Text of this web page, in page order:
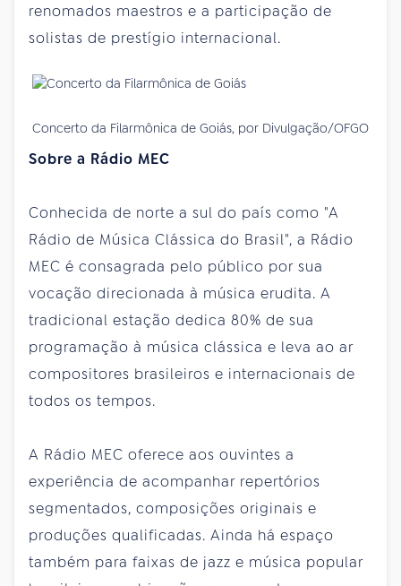
renomados maestros e a participação de
solistas de prestígio internacional.
Concerto da Filarmônica de Goiás, por Divulgação/OFGO
Sobre a Rádio MEC
Conhecida de norte a sul do país como "A
Rádio de Música Clássica do Brasil", a Rádio
MEC é consagrada pelo público por sua
vocação direcionada à música erudita. A
tradicional estação dedica 80% de sua
programação à música clássica e leva ao ar
compositores brasileiros e internacionais de
todos os tempos.
A Rádio MEC oferece aos ouvintes a
experiência de acompanhar repertórios
segmentados, composições originais e
produções qualificadas. Ainda há espaço
também para faixas de jazz e música popular